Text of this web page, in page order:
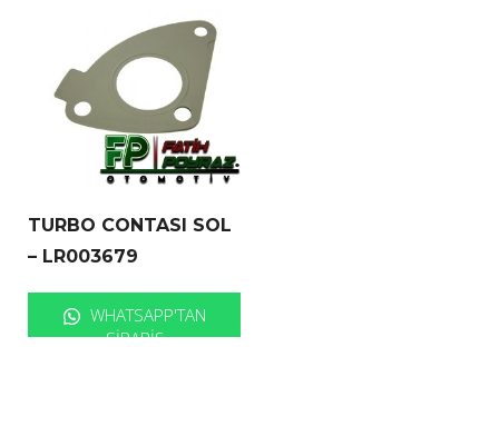
TURBO CONTASI SOL
– LR003679
WHATSAPP'TAN
SIPARIŞ